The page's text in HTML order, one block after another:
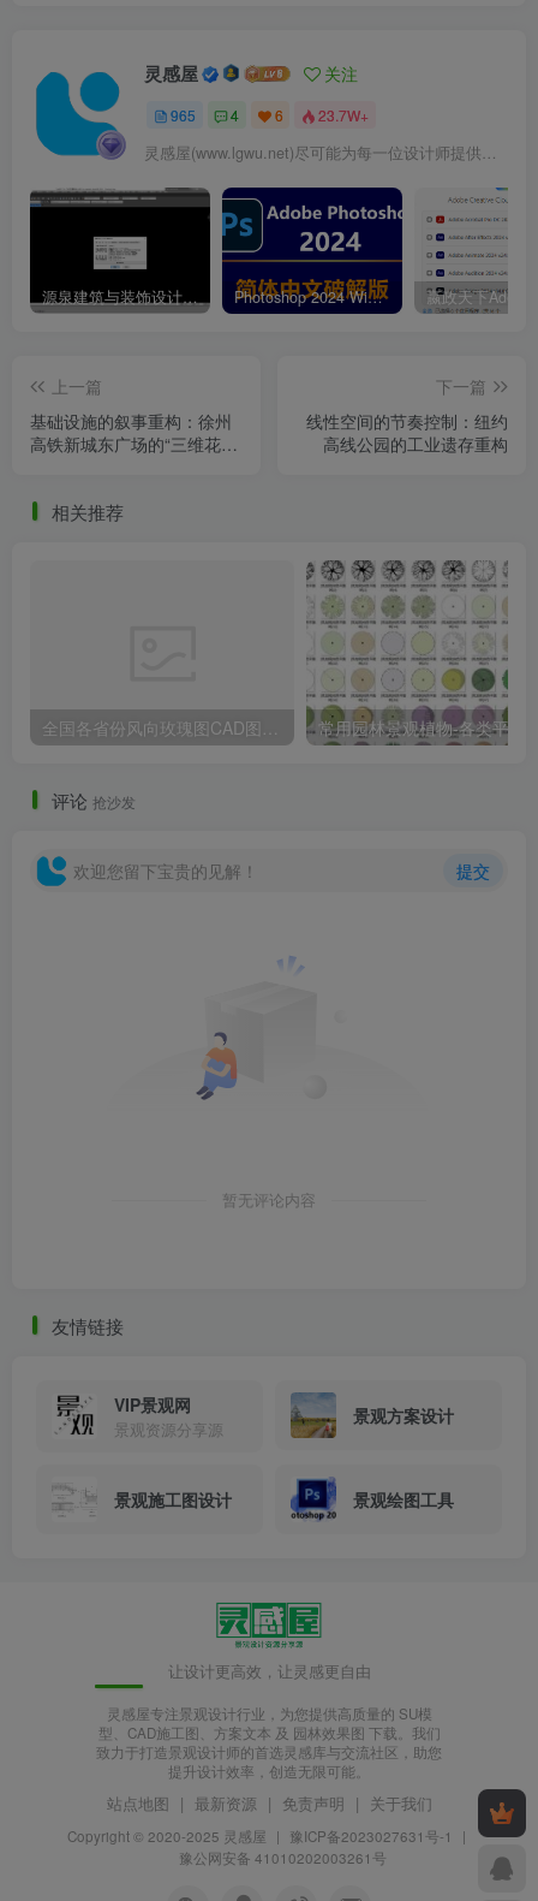
灵感屋 关注
965 4 6 23.7W+
源泉建筑与装饰设计CAD插件工具箱（YQArch 6.7.4） Photoshop 2024 Win|Mac 简体中文破解版安装包下载及安装教程
上一篇
基础设施的叙事重构：徐州
高铁新城东广场的“三维花园
下一篇
线性空间的节奏控制：纽约
高线公园的工业遗存重构
相关推荐
评论 抢沙发
欢迎您留下宝贵的见解！ 提交
暂无评论内容
友情链接
VIP景观网
景观资源分享源
景观方案设计
景观施工图设计 景观绘图工具
让设计更高效，让灵感更自由
灵感屋专注景观设计行业，为您提供高质量的 SU模
型、CAD施工图、方案文本 及 园林效果图 下载。我们
致力于打造景观设计师的首选灵感库与交流社区，助您
提升设计效率，创造无限可能。
站点地图 | 最新资源 | 免责声明 | 关于我们
Copyright © 2020-2025 灵感屋 | 豫ICP备2023027631号-1
|
豫公网安备 41010202003261号